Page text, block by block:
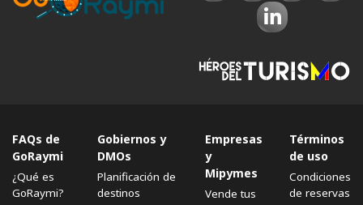
FAQs de
GoRaymi
¿Qué es
GoRaymi?
Gobiernos y
DMOs
Planificación de
destinos
Empresas
y
Mipymes
Vende tus
Términos
de uso
Condiciones
de reservas